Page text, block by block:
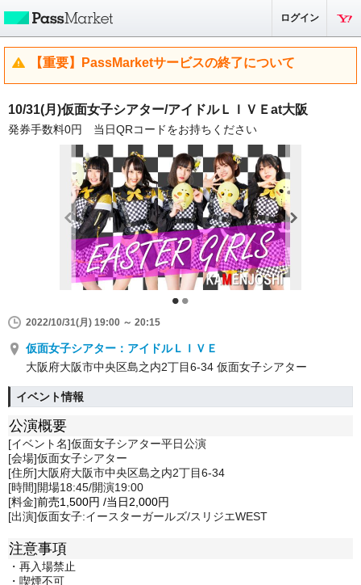
ログイン
【重要】PassMarketサービスの終了について
10/31(月)仮面女子シアター/アイドルＬＩＶＥat大阪
発券手数料0円 当日QRコードをお持ちください
2022/10/31(月) 19:00 ～ 20:15
仮面女子シアター：アイドルＬＩＶＥ
大阪府大阪市中央区島之内2丁目6-34 仮面女子シアター
イベント情報
公演概要
[イベント名]仮面女子シアター平日公演
[会場]仮面女子シアター
[住所]大阪府大阪市中央区島之内2丁目6-34
[時間]開場18:45/開演19:00
[料金]前売1,500円 /当日2,000円
[出演]仮面女子:イースターガールズ/スリジエWEST
注意事項
・再入場禁止
・喫煙不可